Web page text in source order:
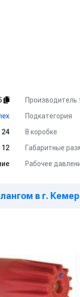
Производитель
Подкатегория
24 В коробке
12 Габаритные
Рабочее
в г.